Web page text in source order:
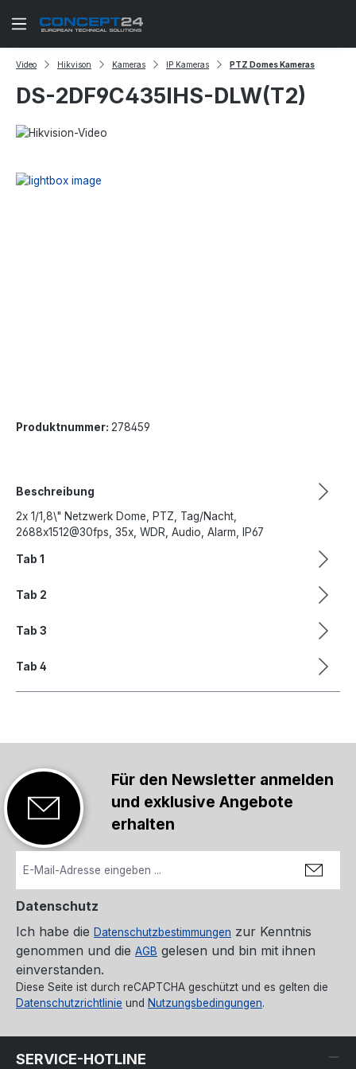
Zum Hauptinhalt springen
Video Hikvison Kameras IP Kameras PTZ Domes Kameras
DS-2DF9C435IHS-DLW(T2)
Produktnummer: 278459
Beschreibung
2x 1/1,8\" Netzwerk Dome, PTZ, Tag/Nacht,
2688x1512@30fps, 35x, WDR, Audio, Alarm, IP67
Tab 1
Tab 2
Tab 3
Tab 4
Für den Newsletter anmelden
und exklusive Angebote
erhalten
Datenschutz
Ich habe die Datenschutzbestimmungen zur Kenntnis
genommen und die AGB gelesen und bin mit ihnen
einverstanden.
Diese Seite ist durch reCAPTCHA geschützt und es gelten die
Datenschutzrichtlinie und Nutzungsbedingungen.
SERVICE-HOTLINE